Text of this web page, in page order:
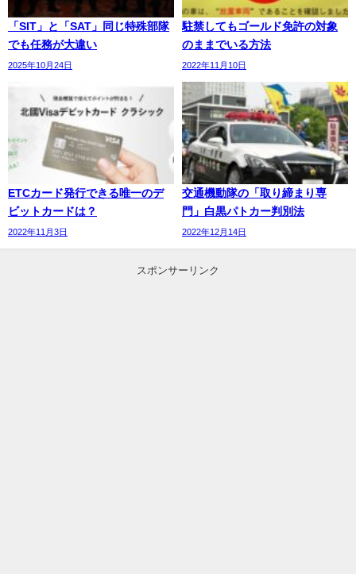
「SIT」と「SAT」同じ特殊部隊
でも任務が大違い
2025年10月24日
駐禁してもゴールド免許の対象
のままでいる方法
2022年11月10日
ETCカード発行できる唯一のデ
ビットカードは？
2022年11月3日
交通機動隊の「取り締まり専
門」白黒パトカー判別法
2022年12月14日
スポンサーリンク